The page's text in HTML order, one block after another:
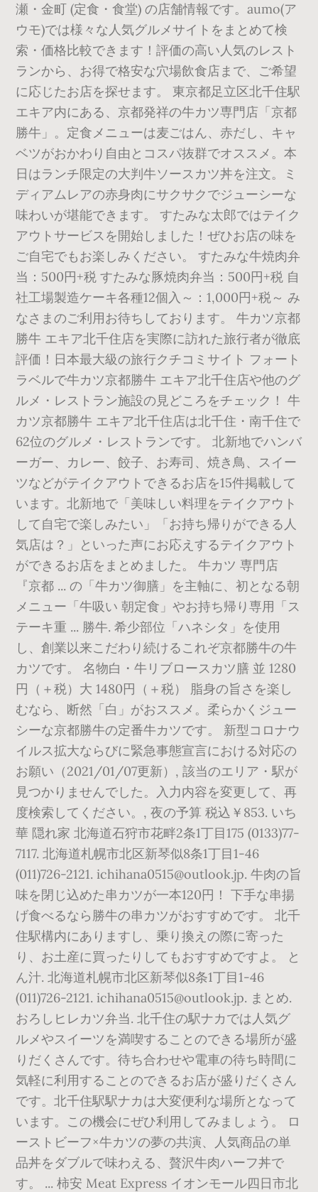
瀬・金町 (定食・食堂) の店舗情報です。aumo(ア
ウモ)では様々な人気グルメサイトをまとめて検
索・価格比較できます！評価の高い人気のレスト
ランから、お得で格安な穴場飲食店まで、ご希望
に応じたお店を探せます。 東京都足立区北千住駅
エキア内にある、京都発祥の牛カツ専門店「京都
勝牛」。定食メニューは麦ごはん、赤だし、キャ
ベツがおかわり自由とコスパ抜群でオススメ。本
日はランチ限定の大判牛ソースカツ丼を注文。ミ
ディアムレアの赤身肉にサクサクでジューシーな
味わいが堪能できます。 すたみな太郎ではテイク
アウトサービスを開始しました！ぜひお店の味を
ご自宅でもお楽しみください。 すたみな牛焼肉弁
当：500円+税 すたみな豚焼肉弁当：500円+税 自
社工場製造ケーキ各種12個入～：1,000円+税～ み
なさまのご利用お待ちしております。 牛カツ京都
勝牛 エキア北千住店を実際に訪れた旅行者が徹底
評価！日本最大級の旅行クチコミサイト フォート
ラベルで牛カツ京都勝牛 エキア北千住店や他のグ
ルメ・レストラン施設の見どころをチェック！ 牛
カツ京都勝牛 エキア北千住店は北千住・南千住で
62位のグルメ・レストランです。 北新地でハンバ
ーガー、カレー、餃子、お寿司、焼き鳥、スイー
ツなどがテイクアウトできるお店を15件掲載して
います。北新地で「美味しい料理をテイクアウト
して自宅で楽しみたい」「お持ち帰りができる人
気店は？」といった声にお応えするテイクアウト
ができるお店をまとめました。 牛カツ 専門店
『京都 ... の「牛カツ御膳」を主軸に、初となる朝
メニュー「牛吸い 朝定食」やお持ち帰り専用「ス
テーキ重 ... 勝牛. 希少部位「ハネシタ」を使用
し、創業以来こだわり続けるこれぞ京都勝牛の牛
カツです。 名物白・牛リブロースカツ膳 並 1280
円（＋税）大 1480円（＋税） 脂身の旨さを楽し
むなら、断然「白」がおススメ。柔らかくジュー
シーな京都勝牛の定番牛カツです。 新型コロナウ
イルス拡大ならびに緊急事態宣言における対応の
お願い（2021/01/07更新）, 該当のエリア・駅が
見つかりませんでした。入力内容を変更して、再
度検索してください。, 夜の予算 税込￥853. いち
華 隠れ家 北海道石狩市花畔2条1丁目175 (0133)77-
7117. 北海道札幌市北区新琴似8条1丁目1-46
(011)726-2121. ichihana0515@outlook.jp. 牛肉の旨
味を閉じ込めた串カツが一本120円！ 下手な串揚
げ食べるなら勝牛の串カツがおすすめです。 北千
住駅構内にありますし、乗り換えの際に寄った
り、お土産に買ったりしてもおすすめですよ。 と
ん汁. 北海道札幌市北区新琴似8条1丁目1-46
(011)726-2121. ichihana0515@outlook.jp. まとめ.
おろしヒレカツ弁当. 北千住の駅ナカでは人気グ
ルメやスイーツを満喫することのできる場所が盛
りだくさんです。待ち合わせや電車の待ち時間に
気軽に利用することのできるお店が盛りだくさん
です。北千住駅駅ナカは大変便利な場所となって
います。この機会にぜひ利用してみましょう。 ロ
ーストビーフ×牛カツの夢の共演、人気商品の単
品丼をダブルで味わえる、贅沢牛肉ハーフ丼で
す。 ... 柿安 Meat Express イオンモール四日市北